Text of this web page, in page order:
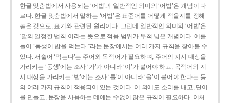
한글 맞춤법에서 사용되는 ‘어법’과 일반적인 의미의 ‘어법’은 개념이 다
르다. 한글 맞춤법에서 말하는 ‘어법’은 표준어를 어떻게 적을지를 정해
놓은 것으로, 표기와 관련된 원리이다. 그런데 일반적인 의미의 ‘어법’은
‘말의 일정한 법칙’이라는 뜻으로 적용 범위가 무척 넓은 개념이다. 예를
들어 “동생이 밥을 먹는다.”라는 문장에서는 여러 가지 규칙을 찾아볼 수
있다. 서술어 ‘먹는다’는 주어와 목적어가 필요하며, 주어의 지시 대상을
가리키는 ‘동생’에는 조사 ‘가’가 아니라 ‘이’가 붙어야 하고, 목적어의 지
시 대상을 가리키는 ‘밥’에는 조사 ‘를’이 아니라 ‘을’이 붙어야 한다는 등
의 여러 가지 규칙이 적용되어 있는 것이다. 이 외에도 소리를 내고, 단어
를 만들고, 문장을 사용하는 데에는 수없이 많은 규칙이 필요하다. 이처